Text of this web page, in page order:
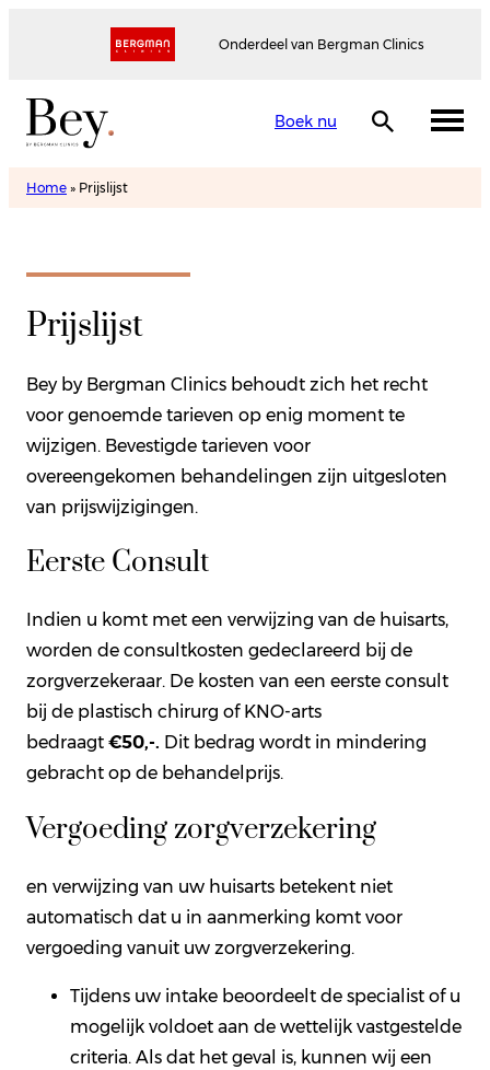
Onderdeel van Bergman Clinics
Boek nu
Home » Prijslijst
Prijslijst
Bey by Bergman Clinics behoudt zich het recht
voor genoemde tarieven op enig moment te
wijzigen. Bevestigde tarieven voor
overeengekomen behandelingen zijn uitgesloten
van prijswijzigingen.
Eerste Consult
Indien u komt met een verwijzing van de huisarts,
worden de consultkosten gedeclareerd bij de
zorgverzekeraar. De kosten van een eerste consult
bij de plastisch chirurg of KNO-arts
bedraagt €50,-. Dit bedrag wordt in mindering
gebracht op de behandelprijs.
Vergoeding zorgverzekering
en verwijzing van uw huisarts betekent niet
automatisch dat u in aanmerking komt voor
vergoeding vanuit uw zorgverzekering.
Tijdens uw intake beoordeelt de specialist of u
mogelijk voldoet aan de wettelijk vastgestelde
criteria. Als dat het geval is, kunnen wij een